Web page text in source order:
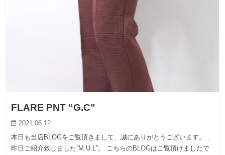
FLARE PNT “G.C”
2021.06.12
本日も当店BLOGをご覧頂きまして、誠にありがとうございます。 .
昨日ご紹介致しました”M.U.L”。 こちらのBLOGはご覧頂けましたで